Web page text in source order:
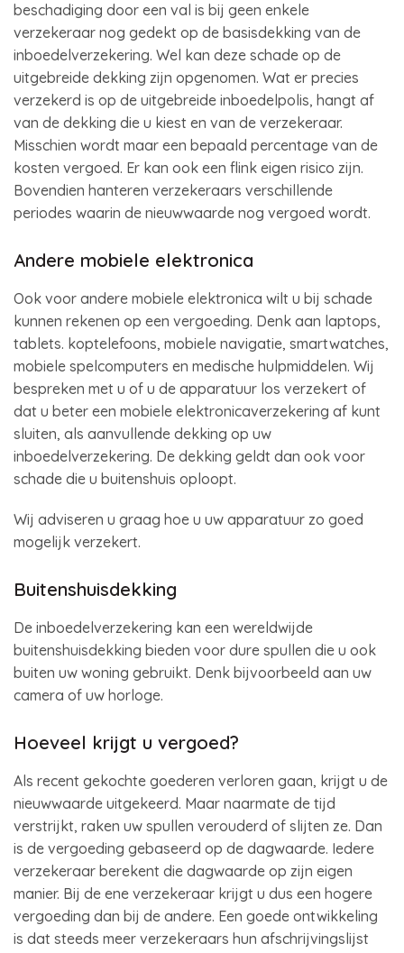
beschadiging door een val is bij geen enkele
verzekeraar nog gedekt op de basisdekking van de
inboedelverzekering. Wel kan deze schade op de
uitgebreide dekking zijn opgenomen. Wat er precies
verzekerd is op de uitgebreide inboedelpolis, hangt af
van de dekking die u kiest en van de verzekeraar.
Misschien wordt maar een bepaald percentage van de
kosten vergoed. Er kan ook een flink eigen risico zijn.
Bovendien hanteren verzekeraars verschillende
periodes waarin de nieuwwaarde nog vergoed wordt.
Andere mobiele elektronica
Ook voor andere mobiele elektronica wilt u bij schade
kunnen rekenen op een vergoeding. Denk aan laptops,
tablets. koptelefoons, mobiele navigatie, smartwatches,
mobiele spelcomputers en medische hulpmiddelen. Wij
bespreken met u of u de apparatuur los verzekert of
dat u beter een mobiele elektronicaverzekering af kunt
sluiten, als aanvullende dekking op uw
inboedelverzekering. De dekking geldt dan ook voor
schade die u buitenshuis oploopt.
Wij adviseren u graag hoe u uw apparatuur zo goed
mogelijk verzekert.
Buitenshuisdekking
De inboedelverzekering kan een wereldwijde
buitenshuisdekking bieden voor dure spullen die u ook
buiten uw woning gebruikt. Denk bijvoorbeeld aan uw
camera of uw horloge.
Hoeveel krijgt u vergoed?
Als recent gekochte goederen verloren gaan, krijgt u de
nieuwwaarde uitgekeerd. Maar naarmate de tijd
verstrijkt, raken uw spullen verouderd of slijten ze. Dan
is de vergoeding gebaseerd op de dagwaarde. Iedere
verzekeraar berekent die dagwaarde op zijn eigen
manier. Bij de ene verzekeraar krijgt u dus een hogere
vergoeding dan bij de andere. Een goede ontwikkeling
is dat steeds meer verzekeraars hun afschrijvingslijst